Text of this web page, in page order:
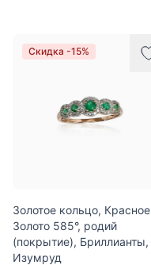
Скидка -15%
Золотое кольцо, Красное
Золото 585°, родий
(покрытие), Бриллианты,
Изумруд